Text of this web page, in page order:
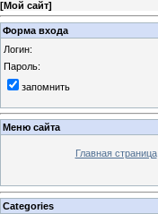
[Мой сайт]
Форма входа
Логин:
Пароль:
запомнить
Меню сайта
Главная страница
Categories